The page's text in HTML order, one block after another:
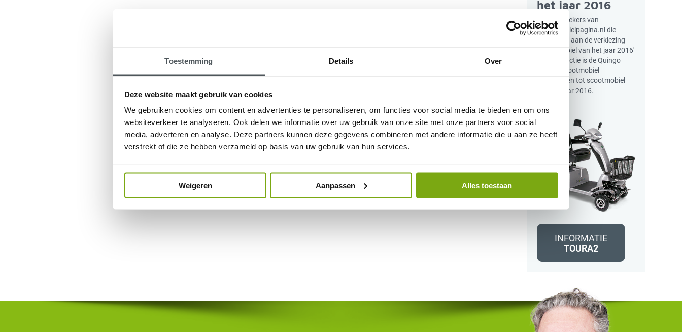
Toestemming Details Over
Deze website maakt gebruik van cookies
We gebruiken cookies om content en advertenties te personaliseren, om functies voor social media te bieden en om ons
websiteverkeer te analyseren. Ook delen we informatie over uw gebruik van onze site met onze partners voor social
media, adverteren en analyse. Deze partners kunnen deze gegevens combineren met andere informatie die u aan ze heeft
verstrekt of die ze hebben verzameld op basis van uw gebruik van hun services.
Weigeren Aanpassen Alles toestaan
het jaar 2016
Door bezoekers van
Scootmobielpagina.nl die
meededen aan de verkiezing
'Scootmobiel van het jaar 2016'
en de redactie is de Quingo
Toura2 scootmobiel
uitgeroepen tot scootmobiel
van het jaar 2016.
INFORMATIE
TOURA2